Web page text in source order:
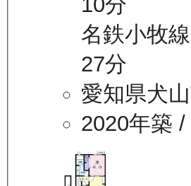
名鉄小牧
27分
愛知県犬
2020年築 /